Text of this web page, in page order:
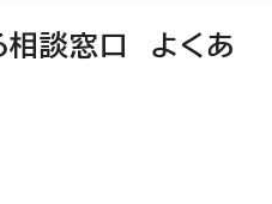
相談窓口 よくあ